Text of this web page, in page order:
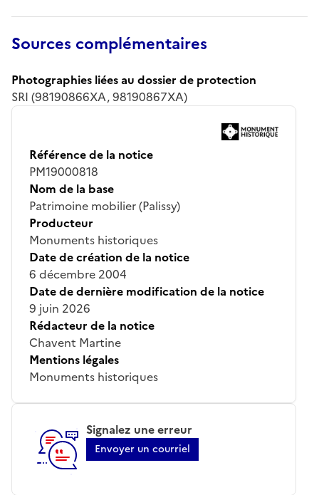
Sources complémentaires
Photographies liées au dossier de protection
SRI (98190866XA, 98190867XA)
Référence de la notice
PM19000818
Nom de la base
Patrimoine mobilier (Palissy)
Producteur
Monuments historiques
Date de création de la notice
6 décembre 2004
Date de dernière modification de la notice
9 juin 2026
Rédacteur de la notice
Chavent Martine
Mentions légales
Monuments historiques
Signalez une erreur
Envoyer un courriel